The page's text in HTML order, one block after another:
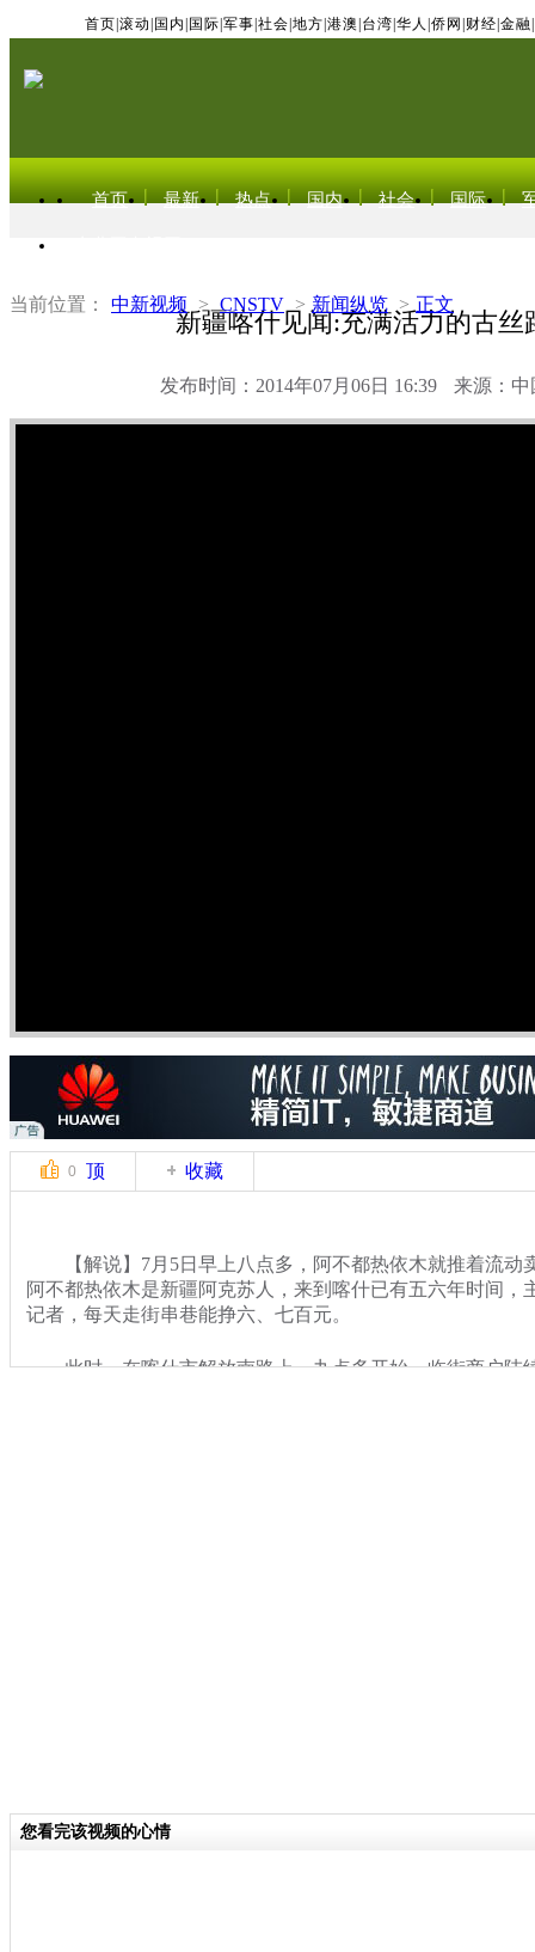
首页 滚动 国内 国际 军事 社会 地方 港澳 台湾 华人 侨网 财经 金融
首页 最新 热点 国内 社会 国际
当前位置： 中新视频 > CNSTV > 新闻纵览 > 正文
新疆喀什见闻:充满活力的古丝
发布时间：2014年07月06日 16:39 来源：中
0 顶 收藏
【解说】7月5日早上八点多，阿不都热依木就推着流动
阿不都热依木是新疆阿克苏人，来到喀什已有五六年时间，
记者，每天走街串巷能挣六、七百元。
此时，在喀什市解放南路上，九点多开始，临街商户陆
您看完该视频的心情